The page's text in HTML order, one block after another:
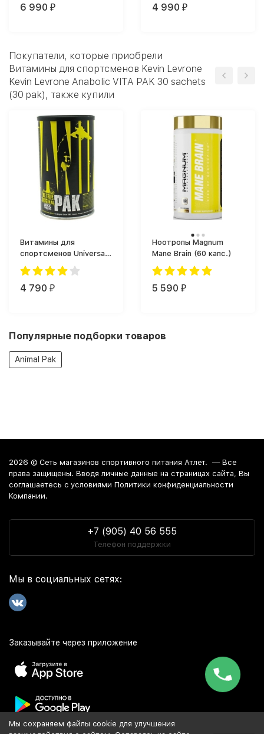
6 990 ₽ 4 990 ₽
Покупатели, которые приобрели
Витамины для спортсменов Kevin Levrone
Kevin Levrone Anabolic VITA PAK 30 sachets
(30 pak), также купили
Витамины для
спортсменов Universal
Nutrition Animal Pak (44
таб.)
4 790 ₽
Ноотропы Magnum
Mane Brain (60 капс.)
5 590 ₽
Популярные подборки товаров
Animal Pak
2026 © Сеть магазинов спортивного питания Атлет. — Все
права защищены. Вводя личные данные на страницах сайта, Вы
соглашаетесь c условиями Политики конфиденциальности
Компании.
+7 (905) 40 56 555
Телефон поддержки
Мы в социальных сетях:
Заказывайте через приложение
Мы сохраняем файлы cookie для улучшения